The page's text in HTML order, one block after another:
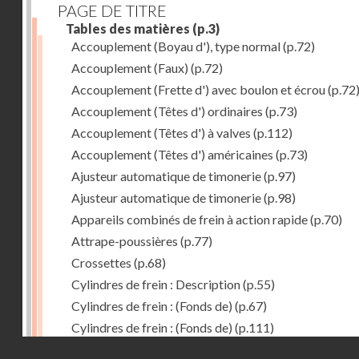
PAGE DE TITRE
Tables des matières (p.3)
Accouplement (Boyau d'), type normal(p.72)
Accouplement (Faux) (p.72)
Accouplement (Frette d') avec boulon et écrou(p.72)
Accouplement (Têtes d') ordinaires (p.73)
Accouplement (Têtes d') à valves (p.112)
Accouplement (Têtes d') américaines (p.73)
Ajusteur automatique de timonerie(p.97)
Ajusteur automatique de timonerie(p.98)
Appareils combinés de frein à action rapide(p.70)
Attrape-poussières (p.77)
Crossettes (p.68)
Cylindres de frein : Description(p.55)
Cylindres de frein : (Fonds de) (p.67)
Cylindres de frein : (Fonds de) (p.111)